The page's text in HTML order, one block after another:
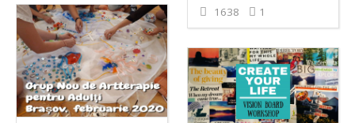
1638 1